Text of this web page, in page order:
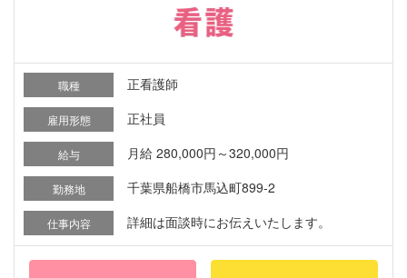
職種 正看護師
雇用形態 正社員
給与 月給 280,000円～320,000円
勤務地 千葉県船橋市馬込町899-2
仕事内容 詳細は面談時にお伝えいたします。